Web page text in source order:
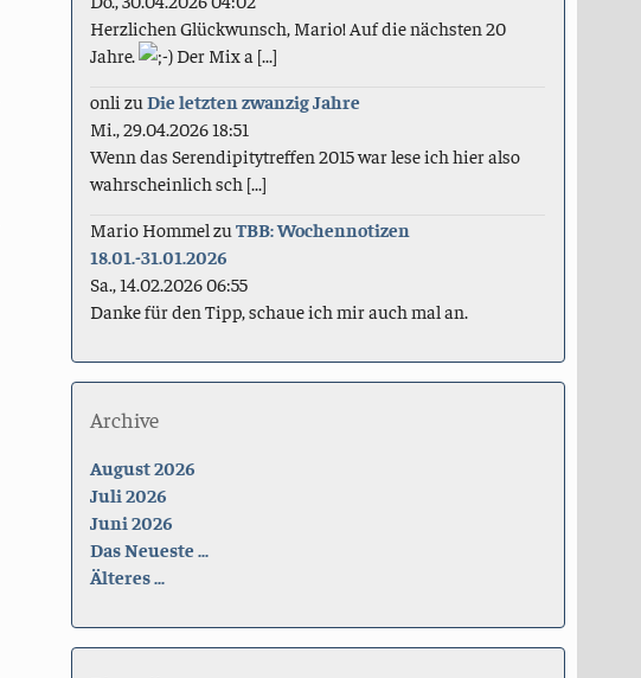
Herzlichen Glückwunsch, Mario! Auf die nächsten 20
Jahre.
Der Mix a [...]
onli zuDie letzten zwanzig Jahre
Mi., 29.04.2026 18:51
Wenn das Serendipitytreffen 2015 war lese ich hier also
wahrscheinlich sch [...]
Mario Hommel zuTBB: Wochennotizen
18.01.-31.01.2026
Sa., 14.02.2026 06:55
Danke für den Tipp, schaue ich mir auch mal an.
Archive
August 2026
Juli 2026
Juni 2026
Das Neueste ...
Älteres ...